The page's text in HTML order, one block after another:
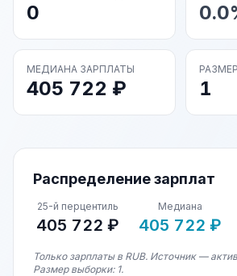
0
МЕДИАНА ЗАРПЛАТЫ
405 722 ₽ 1
Распределение зарплат
25-й перцентиль
405 722 ₽
Медиана
405 722 ₽
Только зарплаты в RUB. Источник —
Размер выборки: 1.